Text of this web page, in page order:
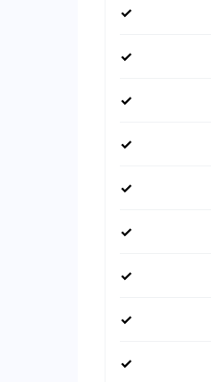
✓
✓
✓
✓
✓
✓
✓
✓
✓